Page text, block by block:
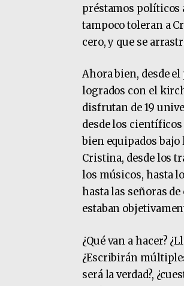
préstamos políticos
tampoco toleran a
cero, y que se
Ahora bien, desde
logrados con el
disfrutan de 19
desde los
bien equipados
Cristina, desde los
los músicos, hasta
hasta las señoras
estaban
¿Qué van a hacer?
¿Escribirán
será la verdad?,